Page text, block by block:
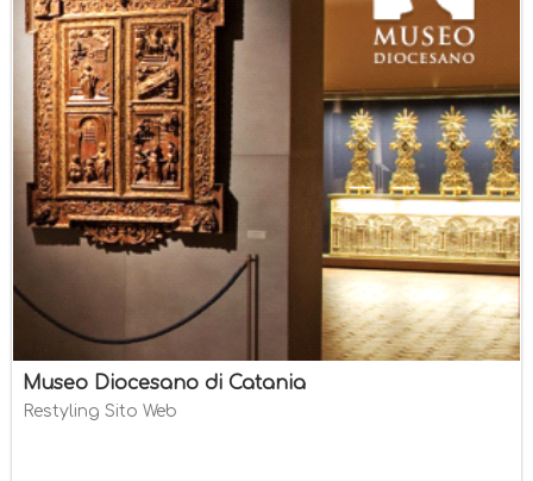
Museo Diocesano di Catania
Restyling Sito Web